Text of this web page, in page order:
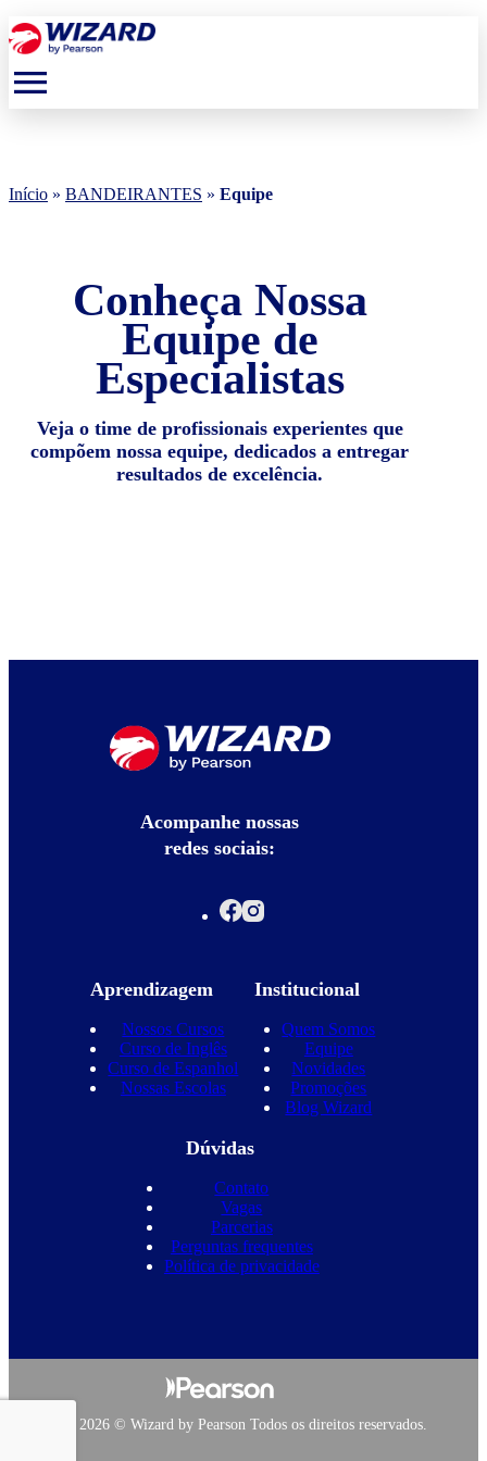
menu
Início » BANDEIRANTES » Equipe
Conheça Nossa
Equipe de
Especialistas
Veja o time de profissionais experientes que
compõem nossa equipe, dedicados a entregar
resultados de excelência.
Acompanhe nossas
redes sociais:
Aprendizagem
Nossos Cursos
Curso de Inglês
Curso de Espanhol
Nossas Escolas
Institucional
Quem Somos
Equipe
Novidades
Promoções
Blog Wizard
Dúvidas
Contato
Vagas
Parcerias
Perguntas frequentes
Política de privacidade
Copyright 2026 © Wizard by Pearson Todos os direitos reservados.